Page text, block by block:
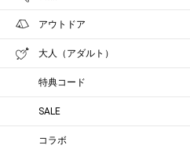
アウトドア
大人（アダルト）
特典コード
SALE
コラボ